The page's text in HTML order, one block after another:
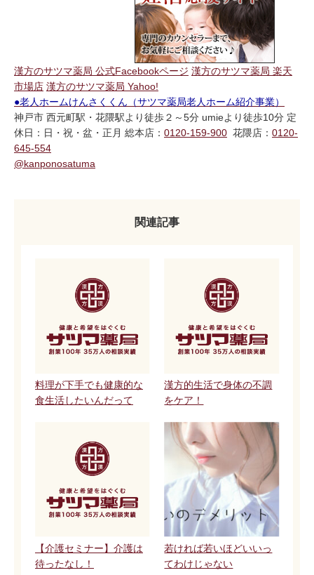
漢方のサツマ薬局 公式Facebookページ 漢方のサツマ薬局 楽天
市場店 漢方のサツマ薬局 Yahoo!
●老人ホームけんさくくん（サツマ薬局老人ホーム紹介事業）
神戸市 西元町駅・花隈駅より徒歩２～5分 umieより徒歩10分 定
休日：日・祝・盆・正月 総本店： 0120-159-900 花隈店： 0120-
645-554
@kanponosatuma
関連記事
料理が下手でも健康的な
食生活したいんだって
漢方的生活で身体の不調
をケア！
【介護セミナー】介護は
待ったなし！
若ければ若いほどいいっ
てわけじゃない